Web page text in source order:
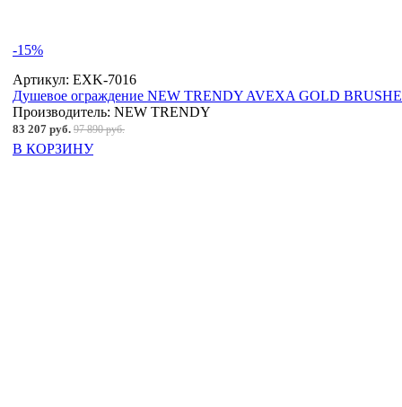
-15%
Артикул: EXK-7016
Душевое ограждение NEW TRENDY AVEXA GOLD
Производитель: NEW TRENDY
83 207 руб. 97 890 руб.
В КОРЗИНУ